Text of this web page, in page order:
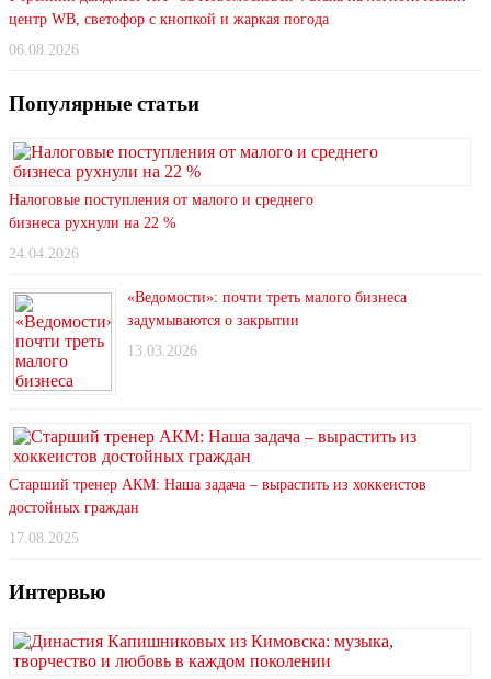
центр WB, светофор с кнопкой и жаркая погода
06.08.2026
Популярные статьи
Налоговые поступления от малого и среднего
бизнеса рухнули на 22 %
24.04.2026
«Ведомости»: почти треть малого бизнеса
задумываются о закрытии
13.03.2026
Старший тренер АКМ: Наша задача – вырастить из хоккеистов
достойных граждан
17.08.2025
Интервью